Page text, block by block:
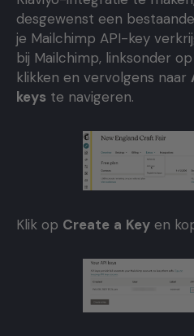
desgewenst een
je Mailchimp API-key
bij Mailchimp, linksonder
klikken en vervolgens naar
keys te navigeren.
Klik op Create a Key en